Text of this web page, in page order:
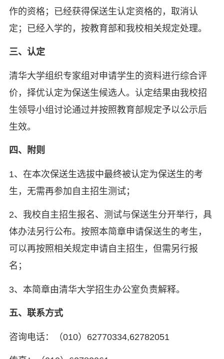
作的资格；已经获得保送生认定资格的，取消认
定；已经入学的，按教育部和我校相关规定处理。
三、认定
清华大学组织专家组对申请学生的资料进行综合评
价，择优认定为保送生候选人。认定结果由我校招
生领导小组讨论通过并按照教育部规定予以公示后
生效。
四、附则
1、在本次保送生选拔中最终被认定为保送生的考
生，无需再参加自主招生测试；
2、我校自主招生报名、测试与保送生分开举行，具
体办法另行公布。按照本简章申请保送生的考生，
可以再按照相关规定申请自主招生，但需另行报
名；
3、本简章由清华大学招生办公室负责解释。
五、联系方式
咨询电话：（010）62770334,62782051